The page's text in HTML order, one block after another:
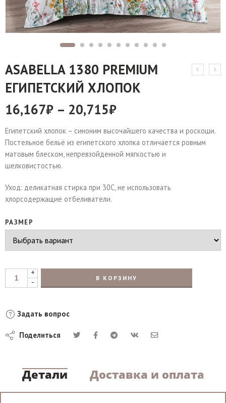
АSABELLA 1380 PREMIUM
ЕГИПЕТСКИЙ ХЛОПОК
16,167₽ – 20,715₽
Египетский хлопок – синоним высочайшего качества и роскоши.
Постельное бельё из египетского хлопка отличается ровным
матовым блеском, непревзойденной мягкостью и
шелковистостью.
Уход: деликатная стирка при 30С, не использовать
хлорсодержащие отбеливатели.
РАЗМЕР
+
-
В КОРЗИНУ
Задать вопрос
Поделиться
Детали Доставка и оплата